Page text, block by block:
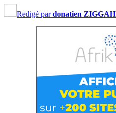
Redigé pardonatien ZIGGAH